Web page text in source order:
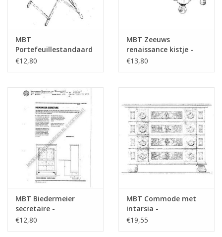
MBT
Portefeuillestandaard
- Bouwtekening Schaal
€12,80
MBT Zeeuws
renaissance kistje -
Bouwtekening Schaal 1
€13,80
MBT Biedermeier
secretaire -
Bouwtekening Schaal 1
€12,80
MBT Commode met
intarsia -
Bouwtekening Schaal 1
€19,55